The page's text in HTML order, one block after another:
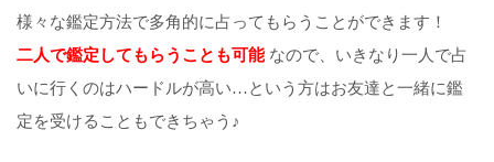
様々な鑑定方法で多角的に占ってもらうことができます！
二人で鑑定してもらうことも可能なので、いきなり一人で占
いに行くのはハードルが高い…という方はお友達と一緒に鑑
定を受けることもできちゃう♪